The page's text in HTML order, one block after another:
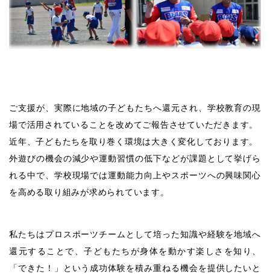
ご支援が、実際に地域の子どもたちへ還元され、学校教育の現
場で活用されていることを改めてご報告させていただきます。
近年、子どもたちを取り巻く環境は大きく変化しております。
外遊びの機会の減少や運動習慣の低下などが課題として挙げら
れる中で、学校現場では運動能力向上やスポーツへの興味関心
を高める取り組みが求められています。
私たちはプロスポーツチームとして培った知識や経験を地域へ
還元することで、子どもたちが身体を動かす楽しさを知り、
「できた！」という成功体験を積み重ねる機会を提供したいと